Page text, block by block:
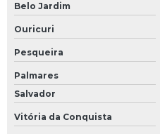
Belo Jardim
Ouricuri
Pesqueira
Palmares
Salvador
Vitória da Conquista